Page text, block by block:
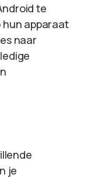
te
apparaat
naar
je